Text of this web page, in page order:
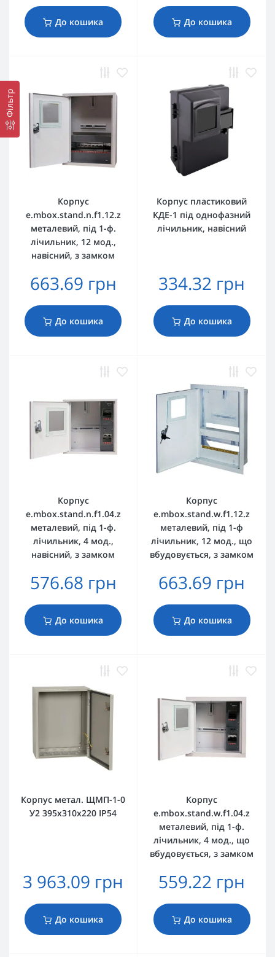
Фільтр
До кошика До кошика
Корпус
e.mbox.stand.n.f1.12.z
металевий, під 1-ф.
лічильник, 12 мод.,
навісний, з замком
663.69 грн
До кошика
Корпус пластиковий
КДЕ-1 під однофазний
лічильник, навісний
334.32 грн
До кошика
Корпус
e.mbox.stand.n.f1.04.z
металевий, під 1-ф.
лічильник, 4 мод.,
навісний, з замком
576.68 грн
До кошика
Корпус
e.mbox.stand.w.f1.12.z
металевий, під 1-ф
лічильник, 12 мод., що
вбудовується, з замком
663.69 грн
До кошика
Корпус метал. ЩМП-1-0
У2 395х310х220 IP54
3 963.09 грн
До кошика
Корпус
e.mbox.stand.w.f1.04.z
металевий, під 1-ф.
лічильник, 4 мод., що
вбудовується, з замком
559.22 грн
До кошика